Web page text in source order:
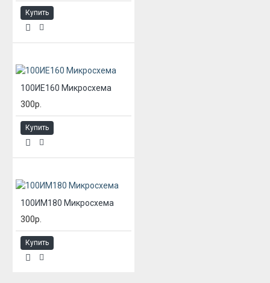
Купить
100ИЕ160 Микросхема
300р.
Купить
100ИМ180 Микросхема
300р.
Купить